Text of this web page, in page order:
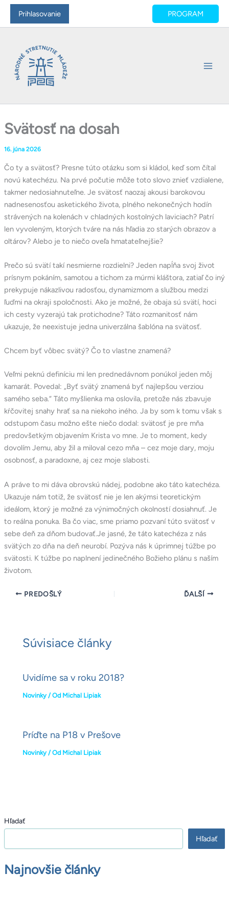
Preskočiť
obsah
Prihlasovanie PROGRAMMain
Svätosť na dosah
16. júna 2026
Čo ty a svätosť? Presne túto otázku som si kládol, keď som čítal
novú katechézu. Na prvé počutie môže toto slovo znieť vzdialene,
takmer nedosiahnuteľne. Je svätosť naozaj akousi barokovou
nadnesenosťou asketického života, plného nekonečných hodín
strávených na kolenách v chladných kostolných laviciach? Patrí
len vyvoleným, ktorých tváre na nás hľadia zo starých obrazov a
oltárov? Alebo je to niečo oveľa hmatateľnejšie?
Prečo sú svätí takí nesmierne rozdielni? Jeden napĺňa svoj život
prísnym pokáním, samotou a tichom za múrmi kláštora, zatiaľ čo iný
prekypuje nákazlivou radosťou, dynamizmom a službou medzi
ľuďmi na okraji spoločnosti. Ako je možné, že obaja sú svätí, hoci
ich cesty vyzerajú tak protichodne? Táto rozmanitosť nám
ukazuje, že neexistuje jedna univerzálna šablóna na svätosť.
Chcem byť vôbec svätý? Čo to vlastne znamená?
Veľmi peknú definíciu mi len prednedávnom ponúkol jeden môj
kamarát. Povedal: „Byť svätý znamená byť najlepšou verziou
samého seba.“ Táto myšlienka ma oslovila, pretože nás zbavuje
kŕčovitej snahy hrať sa na niekoho iného. Ja by som k tomu však s
odstupom času možno ešte niečo dodal: svätosť je pre mňa
predovšetkým objavením Krista vo mne. Je to moment, kedy
dovolím Jemu, aby žil a miloval cezo mňa – cez moje dary, moju
osobnosť, a paradoxne, aj cez moje slabosti.
A práve to mi dáva obrovskú nádej, podobne ako táto katechéza.
Ukazuje nám totiž, že svätosť nie je len akýmsi teoretickým
ideálom, ktorý je možné za výnimočných okolností dosiahnuť. Je
to reálna ponuka. Ba čo viac, sme priamo pozvaní túto svätosť v
sebe deň za dňom budovať.Je jasné, že táto katechéza z nás
svätých zo dňa na deň neurobí. Pozýva nás k úprimnej túžbe po
svätosti. K túžbe po naplnení jedinečného Božieho plánu s naším
životom.
PREDOŠLÝ ĎALŠÍ
Súvisiace články
Uvidíme sa v roku 2018?
Novinky/ Od Michal Lipiak
Príďte na P18 v Prešove
Novinky/ Od Michal Lipiak
Hľadať
Hľadať
Najnovšie články